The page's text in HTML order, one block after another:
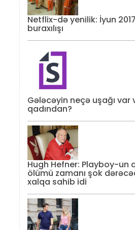
Netflix-də yenilik: İyun
buraxılışı
Gələcəyin neçə uşağı var
qadından?
Hugh Hefner: Playboy-un
ölümü zamanı şok
xalqa sahib idi